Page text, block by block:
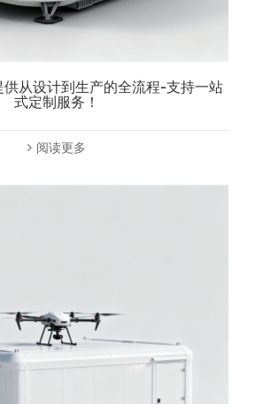
从设计到生产的全流程-支持一站
式定制服务！
阅读更多